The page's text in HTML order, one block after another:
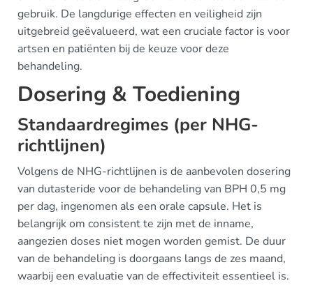
gebruik. De langdurige effecten en veiligheid zijn
uitgebreid geëvalueerd, wat een cruciale factor is voor
artsen en patiënten bij de keuze voor deze
behandeling.
Dosering & Toediening
Standaardregimes (per NHG-
richtlijnen)
Volgens de NHG-richtlijnen is de aanbevolen dosering
van dutasteride voor de behandeling van BPH 0,5 mg
per dag, ingenomen als een orale capsule. Het is
belangrijk om consistent te zijn met de inname,
aangezien doses niet mogen worden gemist. De duur
van de behandeling is doorgaans langs de zes maand,
waarbij een evaluatie van de effectiviteit essentieel is.